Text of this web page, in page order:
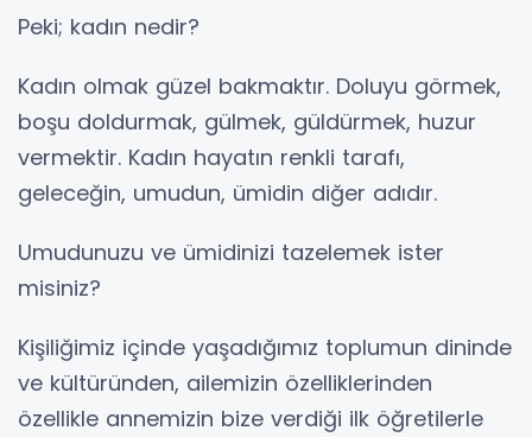
Peki; kadın nedir?
Kadın olmak güzel bakmaktır. Doluyu görmek,
boşu doldurmak, gülmek, güldürmek, huzur
vermektir. Kadın hayatın renkli tarafı,
geleceğin, umudun, ümidin diğer adıdır.
Umudunuzu ve ümidinizi tazelemek ister
misiniz?
Kişiliğimiz içinde yaşadığımız toplumun dininde
ve kültüründen, ailemizin özelliklerinden
özellikle annemizin bize verdiği ilk öğretilerle